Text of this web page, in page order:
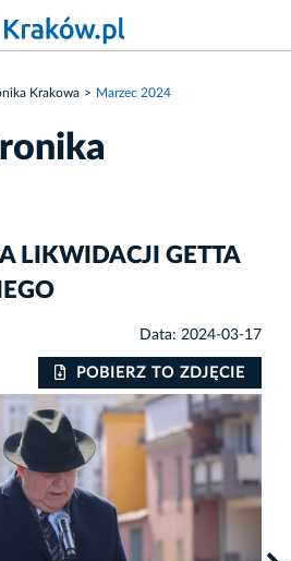
Krakowa Marzec 2024
LIKWIDACJI GETTA
Data: 2024-03-17
POBIERZ TO ZDJĘCIE